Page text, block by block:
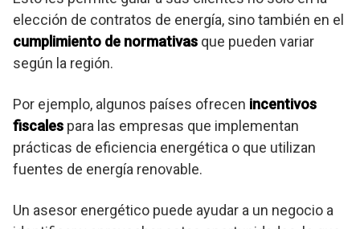
elección de contratos de energía, sino también en el
cumplimiento de normativas que pueden variar
según la región.
Por ejemplo, algunos países ofrecen incentivos
fiscales para las empresas que implementan
prácticas de eficiencia energética o que utilizan
fuentes de energía renovable.
Un asesor energético puede ayudar a un negocio a